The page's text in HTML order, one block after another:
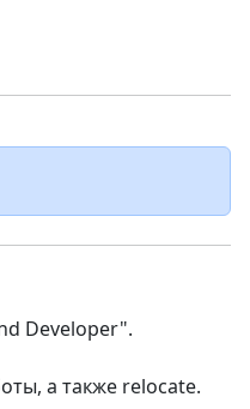
Developer".
а также relocate.